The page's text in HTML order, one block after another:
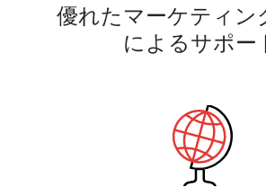
優れたマーケティン
によるサポー